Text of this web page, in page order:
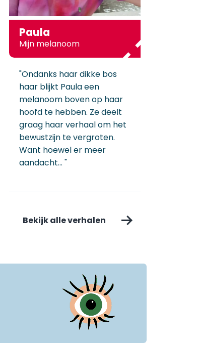
Paula
Mijn melanoom
"Ondanks haar dikke bos
haar blijkt Paula een
melanoom boven op haar
hoofd te hebben. Ze deelt
graag haar verhaal om het
bewustzijn te vergroten.
Want hoewel er meer
aandacht… "
Bekijk alle verhalen